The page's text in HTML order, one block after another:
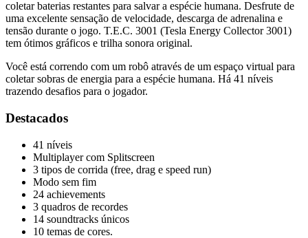
coletar baterias restantes para salvar a espécie humana. Desfrute de
uma excelente sensação de velocidade, descarga de adrenalina e
tensão durante o jogo. T.E.C. 3001 (Tesla Energy Collector 3001)
tem ótimos gráficos e trilha sonora original.
Você está correndo com um robô através de um espaço virtual para
coletar sobras de energia para a espécie humana. Há 41 níveis
trazendo desafios para o jogador.
Destacados
41 níveis
Multiplayer com Splitscreen
3 tipos de corrida (free, drag e speed run)
Modo sem fim
24 achievements
3 quadros de recordes
14 soundtracks únicos
10 temas de cores.